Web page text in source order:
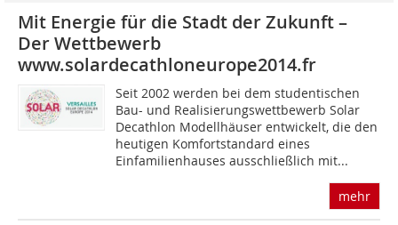
Mit Energie für die Stadt der Zukunft –
Der Wettbewerb
www.solardecathloneurope2014.fr
Seit 2002 werden bei dem studentischen
Bau- und Realisierungswettbewerb Solar
Decathlon Modellhäuser entwickelt, die den
heutigen Komfortstandard eines
Einfamilienhauses ausschließlich mit...
mehr